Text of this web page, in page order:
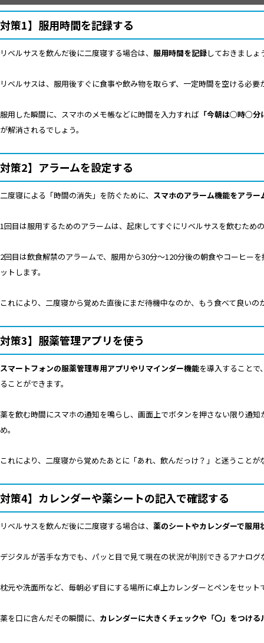
対策1】服用時間を記録する
リベルサスを飲んだ後に二度寝する場合は、 服用時間を記録しておきましょ
リベルサスは、服用後すぐに食事や飲み物を取らず、一定時間を空ける必要
服用した瞬間に、スマホのメモ帳などに時間を入力すれば 「今朝は○時○分
が解消されるでしょう。
対策2】アラームを設定する
二度寝による「時間の消失」を防ぐために、 スマホのアラーム機能をアラ
1回目は服用するためのアラームは、起床してすぐにリベルサスを飲むため
2回目は飲食解禁のアラームで、服用から30分〜120分後の朝食やコーヒー
ットします。
これにより、二度寝から覚めた直後にまだ待機中なのか、もう食べて良いの
対策3】服薬管理アプリを使う
スマートフォンの服薬管理専用アプリやリマインダー機能を導入することで
ることができます。
薬を飲む時間にスマホの通知を鳴らし、画面上でボタンを押さない限り通
め。
これにより、二度寝から覚めたあとに「あれ、飲んだっけ？」と迷うことが
対策4】カレンダーや薬シートの記入で確認する
リベルサスを飲んだ後に二度寝する場合は、 薬のシートやカレンダーで服用
デジタルが苦手な方でも、パッと目で見て現在の状況が判別できるアナロ
枕元や洗面所など、毎朝必ず目にする場所に卓上カレンダーとペンをセット
薬を口に含んだその瞬間に、 カレンダーに大きくチェックや「〇」をつける